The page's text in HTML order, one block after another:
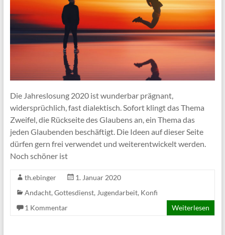
Die Jahreslosung 2020 ist wunderbar prägnant,
widersprüchlich, fast dialektisch. Sofort klingt das Thema
Zweifel, die Rückseite des Glaubens an, ein Thema das
jeden Glaubenden beschäftigt. Die Ideen auf dieser Seite
dürfen gern frei verwendet und weiterentwickelt werden.
Noch schöner ist
th.ebinger
1. Januar 2020
Andacht, Gottesdienst, Jugendarbeit, Konfi
1 Kommentar
Weiterlesen